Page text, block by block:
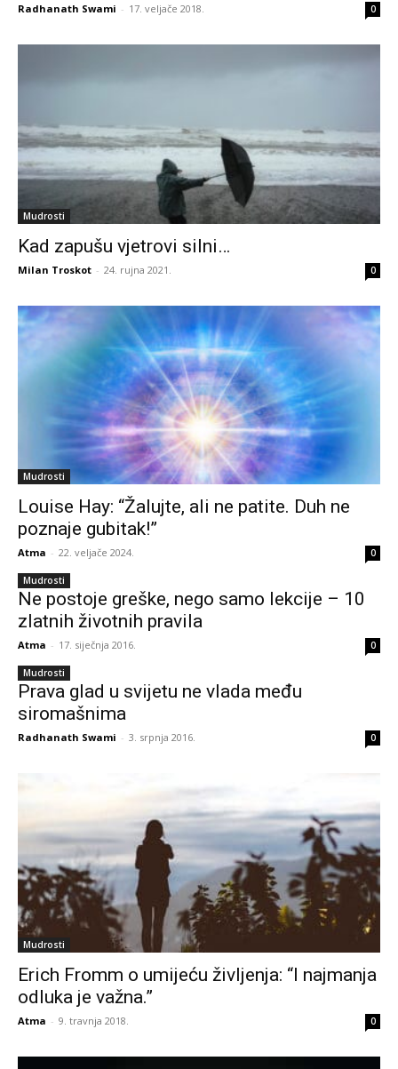
Radhanath Swami - 17. veljače 2018. 0
Mudrosti
Kad zapušu vjetrovi silni…
Milan Troskot - 24. rujna 2021. 0
Mudrosti
Louise Hay: “Žalujte, ali ne patite. Duh ne
poznaje gubitak!”
Atma - 22. veljače 2024. 0
Mudrosti
Ne postoje greške, nego samo lekcije – 10
zlatnih životnih pravila
Atma - 17. siječnja 2016. 0
Mudrosti
Prava glad u svijetu ne vlada među
siromašnima
Radhanath Swami - 3. srpnja 2016. 0
Mudrosti
Erich Fromm o umijeću življenja: “I najmanja
odluka je važna.”
Atma - 9. travnja 2018. 0